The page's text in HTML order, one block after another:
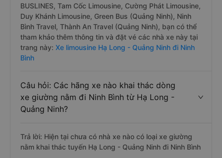
BUSLINES, Tam Cốc Limousine, Cường Phát Limousine,
Duy Khánh Limousine, Green Bus (Quảng Ninh), Ninh
Bình Travel, Thành An Travel (Quảng Ninh), bạn có thể
tham khảo thêm thông tin và đặt vé các nhà xe này tại
trang này: Xe limousine Hạ Long - Quảng Ninh đi Ninh
Bình
Câu hỏi: Các hãng xe nào khai thác dòng
xe giường nằm đi Ninh Bình từ Hạ Long -
Quảng Ninh?
Trả lời: Hiện tại chưa có nhà xe nào có loại xe giường
nằm khai thác tuyến Hạ Long - Quảng Ninh đi Ninh Bình